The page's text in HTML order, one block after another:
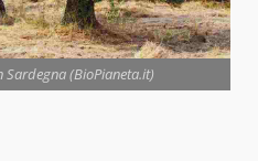
(BioPianeta.it)